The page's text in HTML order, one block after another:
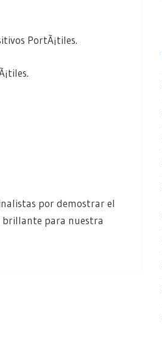
PortÃ¡tiles.
por demostrar el
brillante para nuestra